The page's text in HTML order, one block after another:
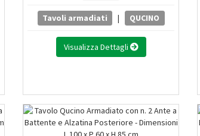
Tavoli armadiati | QUCINO
Visualizza Dettagli